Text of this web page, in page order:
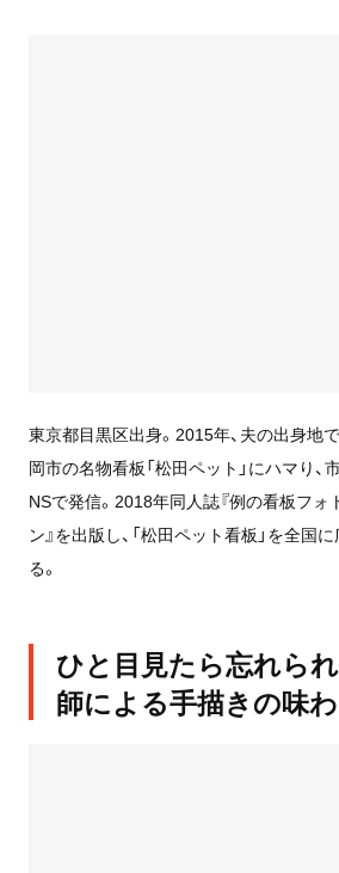
東京都目黒区出身。2015年、夫の出身地
岡市の名物看板「松田ペット」にハマり
NSで発信。2018年同人誌『例の看板フォ
ン』を出版し、「松田ペット看板」を全国
る。
ひと目見たら忘れら
師による手描きの味